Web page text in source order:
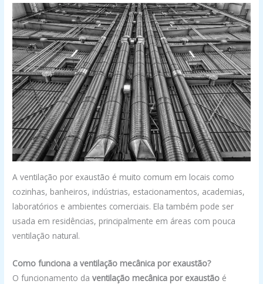
A ventilação por exaustão é muito comum em locais como
cozinhas, banheiros, indústrias, estacionamentos, academias,
laboratórios e ambientes comerciais. Ela também pode ser
usada em residências, principalmente em áreas com pouca
ventilação natural.
Como funciona a ventilação mecânica por exaustão?
O funcionamento daventilação mecânica por exaustão é